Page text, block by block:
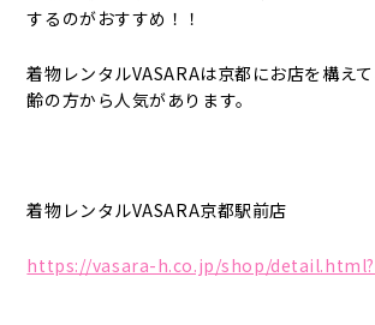
するのがおすすめ！！
着物レンタルVASARAは京都にお店を構え
齢の方から人気があります。
着物レンタルVASARA京都駅前店
https://vasara-h.co.jp/shop/